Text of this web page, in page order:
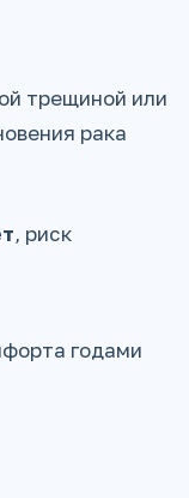
трещиной или
рака
, риск
годами